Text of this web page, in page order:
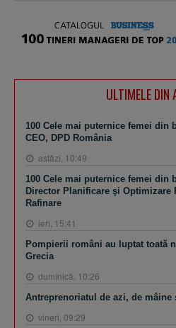
ULTIMELE DIN
100 Cele mai puternice femei din
CEO, DPD România
astăzi, 10:49
100 Cele mai puternice femei din
Director Planificare şi Optimizare
Rafinare
ieri, 15:41
Pompierii români au luptat toată
Grecia
duminică, 10:26
Antreprenoriatul de azi, de mâine
vineri, 09:29